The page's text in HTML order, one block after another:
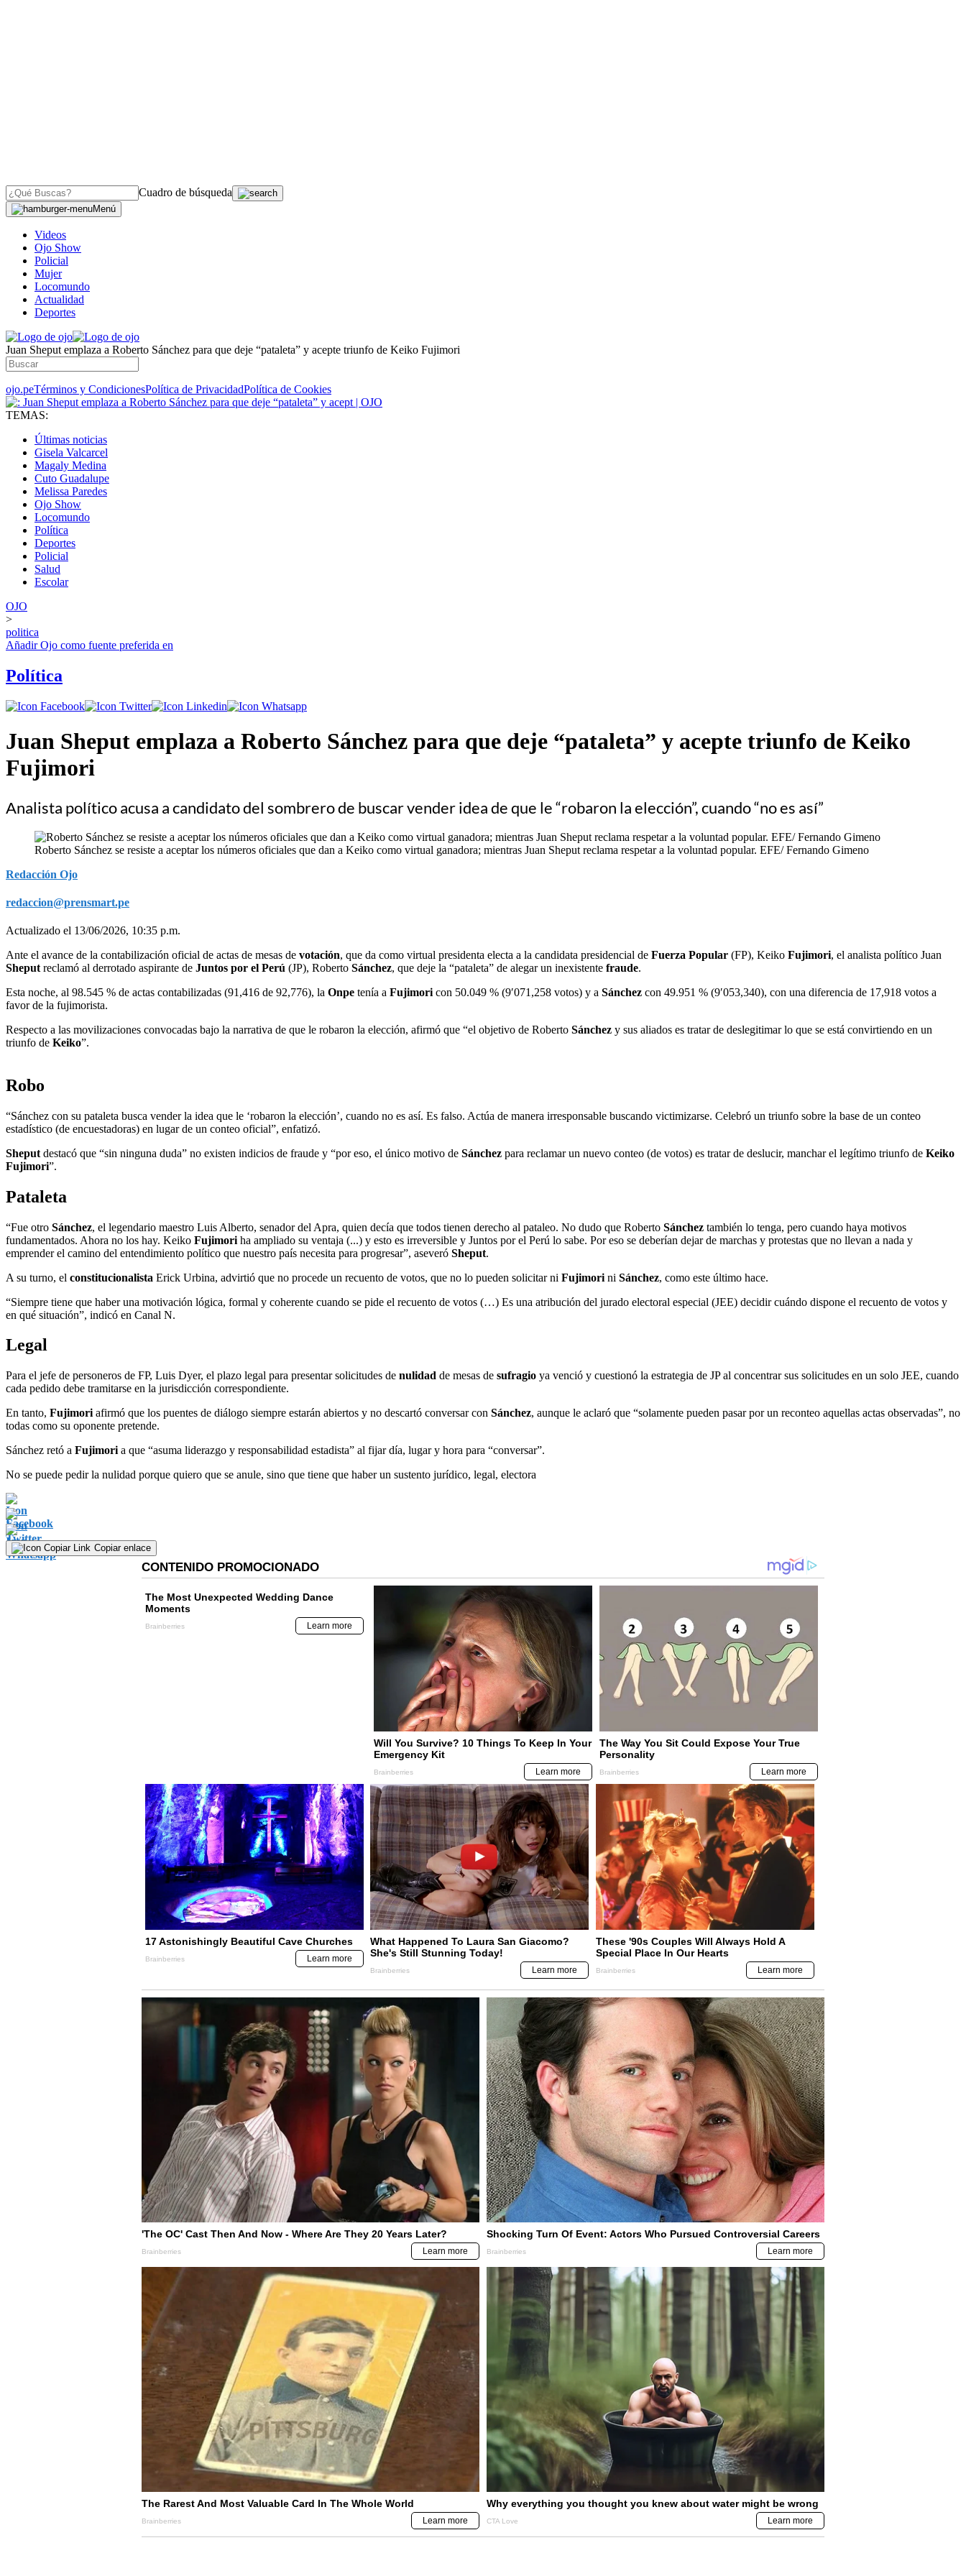
Cuadro de búsqueda
Menú
Videos
Ojo Show
Policial
Mujer
Locomundo
Actualidad
Deportes
Juan Sheput emplaza a Roberto Sánchez para que deje “pataleta” y acepte triunfo de Keiko Fujimori
ojo.peTérminos y CondicionesPolítica de PrivacidadPolítica de Cookies
TEMAS:
Últimas noticias
Gisela Valcarcel
Magaly Medina
Cuto Guadalupe
Melissa Paredes
Ojo Show
Locomundo
Política
Deportes
Policial
Salud
Escolar
OJO
>
politica
AñadirOjo como fuente preferida en
Política
Juan Sheput emplaza a Roberto Sánchez para que deje “pataleta” y acepte triunfo de Keiko
Fujimori
Analista político acusa a candidato del sombrero de buscar vender idea de que le “robaron la elección”, cuando “no es así”
Roberto Sánchez se resiste a aceptar los números oficiales que dan a Keiko como virtual ganadora; mientras Juan Sheput reclama respetar a la voluntad popular. EFE/ Fernando Gimeno
Redacción Ojo
redaccion@prensmart.pe
Actualizado el 13/06/2026, 10:35 p.m.
Ante el avance de la contabilización oficial de actas de mesas de votación, que da como virtual presidenta electa a la candidata presidencial de Fuerza Popular (FP), Keiko Fujimori, el analista político Juan
Sheput reclamó al derrotado aspirante de Juntos por el Perú (JP), Roberto Sánchez, que deje la “pataleta” de alegar un inexistente fraude.
Esta noche, al 98.545 % de actas contabilizadas (91,416 de 92,776), la Onpe tenía a Fujimori con 50.049 % (9′071,258 votos) y a Sánchez con 49.951 % (9′053,340), con una diferencia de 17,918 votos a
favor de la fujimorista.
Respecto a las movilizaciones convocadas bajo la narrativa de que le robaron la elección, afirmó que “el objetivo de Roberto Sánchez y sus aliados es tratar de deslegitimar lo que se está convirtiendo en un
triunfo de Keiko”.
Robo
“Sánchez con su pataleta busca vender la idea que le ‘robaron la elección’, cuando no es así. Es falso. Actúa de manera irresponsable buscando victimizarse. Celebró un triunfo sobre la base de un conteo
estadístico (de encuestadoras) en lugar de un conteo oficial”, enfatizó.
Sheput destacó que “sin ninguna duda” no existen indicios de fraude y “por eso, el único motivo de Sánchez para reclamar un nuevo conteo (de votos) es tratar de deslucir, manchar el legítimo triunfo de Keiko
Fujimori”.
Pataleta
“Fue otro Sánchez, el legendario maestro Luis Alberto, senador del Apra, quien decía que todos tienen derecho al pataleo. No dudo que Roberto Sánchez también lo tenga, pero cuando haya motivos
fundamentados. Ahora no los hay. Keiko Fujimori ha ampliado su ventaja (...) y esto es irreversible y Juntos por el Perú lo sabe. Por eso se deberían dejar de marchas y protestas que no llevan a nada y
emprender el camino del entendimiento político que nuestro país necesita para progresar”, aseveró Sheput.
A su turno, el constitucionalista Erick Urbina, advirtió que no procede un recuento de votos, que no lo pueden solicitar ni Fujimori ni Sánchez, como este último hace.
“Siempre tiene que haber una motivación lógica, formal y coherente cuando se pide el recuento de votos (…) Es una atribución del jurado electoral especial (JEE) decidir cuándo dispone el recuento de votos y
en qué situación”, indicó en Canal N.
Legal
Para el jefe de personeros de FP, Luis Dyer, el plazo legal para presentar solicitudes de nulidad de mesas de sufragio ya venció y cuestionó la estrategia de JP al concentrar sus solicitudes en un solo JEE, cuando
cada pedido debe tramitarse en la jurisdicción correspondiente.
En tanto, Fujimori afirmó que los puentes de diálogo siempre estarán abiertos y no descartó conversar con Sánchez, aunque le aclaró que “solamente pueden pasar por un reconteo aquellas actas observadas”, no
todas como su oponente pretende.
Sánchez retó a Fujimori a que “asuma liderazgo y responsabilidad estadista” al fijar día, lugar y hora para “conversar”.
No se puede pedir la nulidad porque quiero que se anule, sino que tiene que haber un sustento jurídico, legal, electora
Copiar enlace